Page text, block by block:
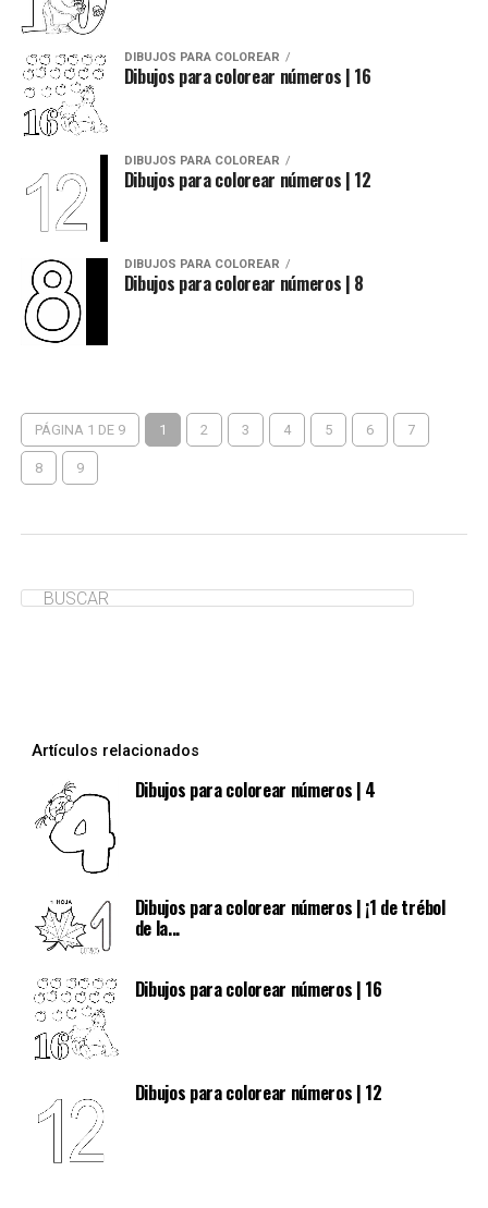
DIBUJOS PARA COLOREAR
Dibujos para colorear números | 16
DIBUJOS PARA COLOREAR
Dibujos para colorear números | 12
DIBUJOS PARA COLOREAR
Dibujos para colorear números | 8
PÁGINA 1 DE 9 1 2 3 4 5 6 7
8 9
Artículos relacionados
Dibujos para colorear números | 4
Dibujos para colorear números | ¡1 de trébol
de la...
Dibujos para colorear números | 16
Dibujos para colorear números | 12